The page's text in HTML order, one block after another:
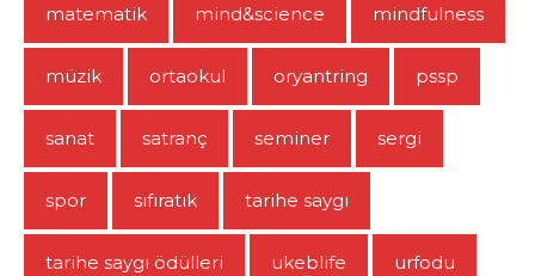
matematik mind&science mindfulness
müzik ortaokul oryantring pssp
sanat satranç seminer sergi
spor sıfıratık tarihe saygı
tarihe saygı ödülleri ukeblife urfodu